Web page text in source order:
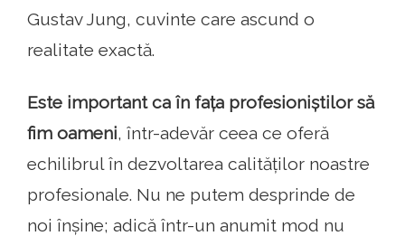
Gustav Jung, cuvinte care ascund o
realitate exactă.
Este important ca în fața profesioniștilor să
fim oameni, într-adevăr ceea ce oferă
echilibrul în dezvoltarea calităților noastre
profesionale. Nu ne putem desprinde de
noi înșine; adică într-un anumit mod nu